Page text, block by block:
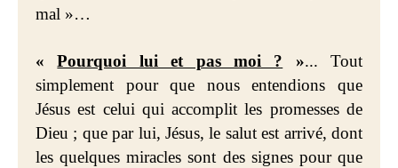
mal »…
«Pourquoi lui et pas moi ? »... Tout
simplement pour que nous entendions que
Jésus est celui qui accomplit les promesses de
Dieu ; que par lui, Jésus, le salut est arrivé, dont
les quelques miracles sont des signes pour que